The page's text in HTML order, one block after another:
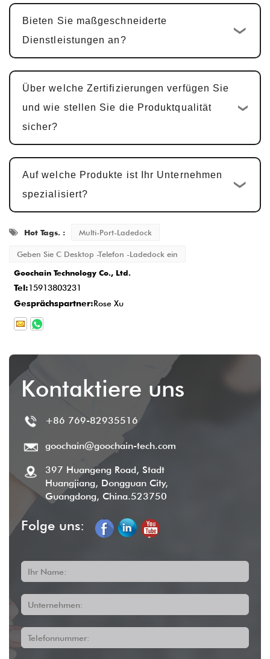
Werktage. Für multifunktionale PCBA-
Produkte, einschließlich Hardware-Design,
PCBA-Design und Software-Entwicklung,
beträgt der Zyklus typischerweise25-30
dauert in der Regel5-7 Werktage, mit
Anpassungen basierend auf Feedback.
Massenproduktion und
Qualitätsprüfung: Nach der
Musterfreigabe beginnt der
Produktionszyklus 15-20 Werktage
sicherzustellen, dass jedes Detail dem
Standard entspricht.
Lieferung und Kundendienst
Produktion abgeschlossen ist, beträgt die
wir bieten umfassenden After-Sales-Service,
um die Kundenzufriedenheit sicherzustellen.
Bieten Sie maßgeschneiderte
Dienstleistungen an?
Über welche Zertifizierungen verfügen Sie
und wie stellen Sie die Produktqualität
sicher?
Auf welche Produkte ist Ihr Unternehmen
spezialisiert?
Hot Tags. : Multi-Port-Ladedock
Geben Sie C Desktop -Telefon -Ladedock ein
Goochain Technology Co., Ltd.
Tel:15913803231
Gesprächspartner:Rose Xu
Kontaktiere uns
+86 769-82935516
goochain@goochain-tech.com
397 Huangeng Road, Stadt
Huangjiang, Dongguan City,
Guangdong, China.523750
Folge uns:
Ihr Name:
Unternehmen:
Telefonnummer: